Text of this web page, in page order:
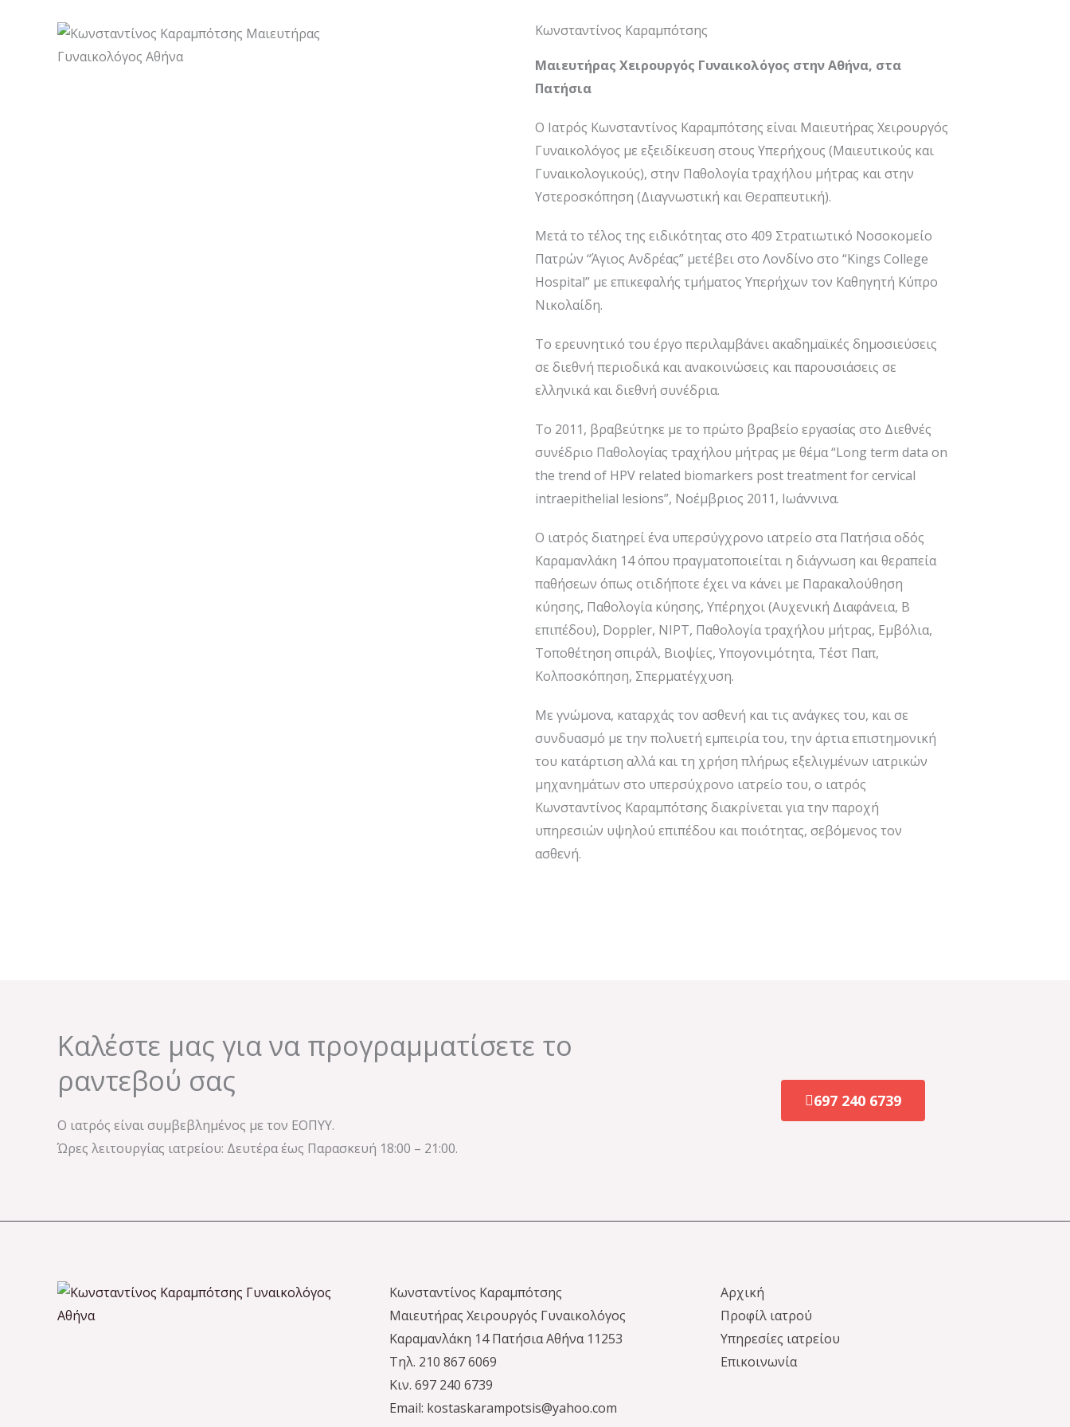
Κωνσταντίνος Καραμπότσης
Μαιευτήρας Χειρουργός Γυναικολόγος στην Αθήνα, στα
Πατήσια
Ο Ιατρός Κωνσταντίνος Καραμπότσης είναι Μαιευτήρας Χειρουργός
Γυναικολόγος με εξειδίκευση στους Υπερήχους (Μαιευτικούς και
Γυναικολογικούς), στην Παθολογία τραχήλου μήτρας και στην
Υστεροσκόπηση (Διαγνωστική και Θεραπευτική).
Μετά το τέλος της ειδικότητας στο 409 Στρατιωτικό Νοσοκομείο
Πατρών “Άγιος Ανδρέας” μετέβει στο Λονδίνο στο “Kings College
Hospital” με επικεφαλής τμήματος Υπερήχων τον Καθηγητή Κύπρο
Νικολαίδη.
Το ερευνητικό του έργο περιλαμβάνει ακαδημαϊκές δημοσιεύσεις
σε διεθνή περιοδικά και ανακοινώσεις και παρουσιάσεις σε
ελληνικά και διεθνή συνέδρια.
Το 2011, βραβεύτηκε με το πρώτο βραβείο εργασίας στο Διεθνές
συνέδριο Παθολογίας τραχήλου μήτρας με θέμα “Long term data on
the trend of HPV related biomarkers post treatment for cervical
intraepithelial lesions”, Νοέμβριος 2011, Ιωάννινα.
Ο ιατρός διατηρεί ένα υπερσύγχρονο ιατρείο στα Πατήσια οδός
Καραμανλάκη 14 όπου πραγματοποιείται η διάγνωση και θεραπεία
παθήσεων όπως οτιδήποτε έχει να κάνει με Παρακαλούθηση
κύησης, Παθολογία κύησης, Υπέρηχοι (Αυχενική Διαφάνεια, Β
επιπέδου), Doppler, NIPT, Παθολογία τραχήλου μήτρας, Εμβόλια,
Τοποθέτηση σπιράλ, Βιοψίες, Υπογονιμότητα, Τέστ Παπ,
Κολποσκόπηση, Σπερματέγχυση.
Με γνώμονα, καταρχάς τον ασθενή και τις ανάγκες του, και σε
συνδυασμό με την πολυετή εμπειρία του, την άρτια επιστημονική
του κατάρτιση αλλά και τη χρήση πλήρως εξελιγμένων ιατρικών
μηχανημάτων στο υπερσύχρονο ιατρείο του, ο ιατρός
Κωνσταντίνος Καραμπότσης διακρίνεται για την παροχή
υπηρεσιών υψηλού επιπέδου και ποιότητας, σεβόμενος τον
ασθενή.
Καλέστε μας για να προγραμματίσετε το
ραντεβού σας
Ο ιατρός είναι συμβεβλημένος με τον ΕΟΠΥΥ.
Ώρες λειτουργίας ιατρείου: Δευτέρα έως Παρασκευή 18:00 – 21:00.
697 240 6739
Κωνσταντίνος Καραμπότσης
Μαιευτήρας Χειρουργός Γυναικολόγος
Καραμανλάκη 14 Πατήσια Αθήνα 11253
Τηλ. 210 867 6069
Κιν. 697 240 6739
Email: kostaskarampotsis@yahoo.com
Αρχική
Προφίλ ιατρού
Υπηρεσίες ιατρείου
Επικοινωνία